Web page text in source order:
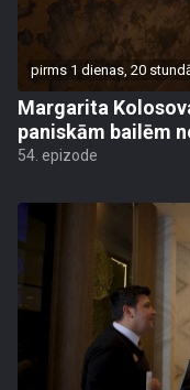
pirms 1 dienas, 20
Margarita
paniskām bailēm
54. epizode